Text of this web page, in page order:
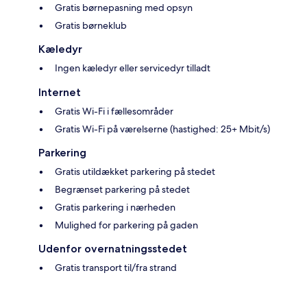
Gratis børnepasning med opsyn
Gratis børneklub
Kæledyr
Ingen kæledyr eller servicedyr tilladt
Internet
Gratis Wi-Fi i fællesområder
Gratis Wi-Fi på værelserne (hastighed: 25+ Mbit/s)
Parkering
Gratis utildækket parkering på stedet
Begrænset parkering på stedet
Gratis parkering i nærheden
Mulighed for parkering på gaden
Udenfor overnatningsstedet
Gratis transport til/fra strand